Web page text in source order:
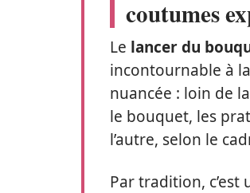
coutumes
Le lancer du
incontournable à la
nuancée : loin de
le bouquet, les
l’autre, selon le
Par tradition, c’est